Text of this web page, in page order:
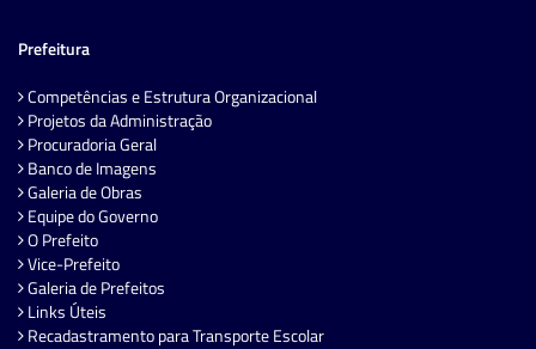
Prefeitura
Competências e Estrutura Organizacional
Projetos da Administração
Procuradoria Geral
Banco de Imagens
Galeria de Obras
Equipe do Governo
O Prefeito
Vice-Prefeito
Galeria de Prefeitos
Links Úteis
Recadastramento para Transporte Escolar